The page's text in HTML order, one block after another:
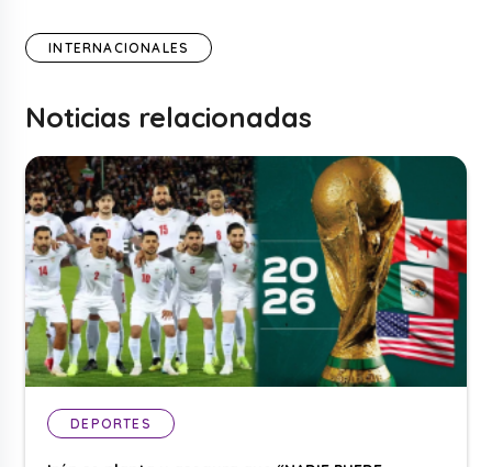
INTERNACIONALES
Noticias relacionadas
DEPORTES